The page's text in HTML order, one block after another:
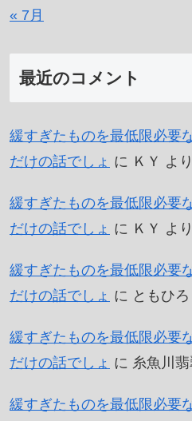
« 7月
最近のコメント
緩すぎたものを最低限必要
だけの話でしょ に ＫＹ より
緩すぎたものを最低限必要
だけの話でしょ に ＫＹ より
緩すぎたものを最低限必要
だけの話でしょ に ともひろ
緩すぎたものを最低限必要
だけの話でしょ に 糸魚川
緩すぎたものを最低限必要